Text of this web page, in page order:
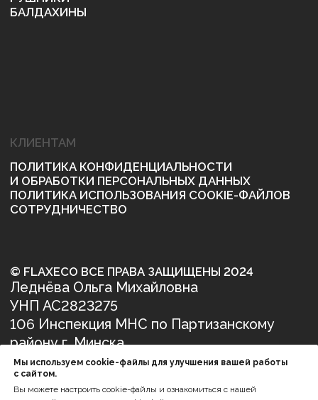
Мы используем cookie-файлы для улучшения вашей работы
с сайтом.
Вы можете настроить cookie-файлы и ознакомиться с нашей